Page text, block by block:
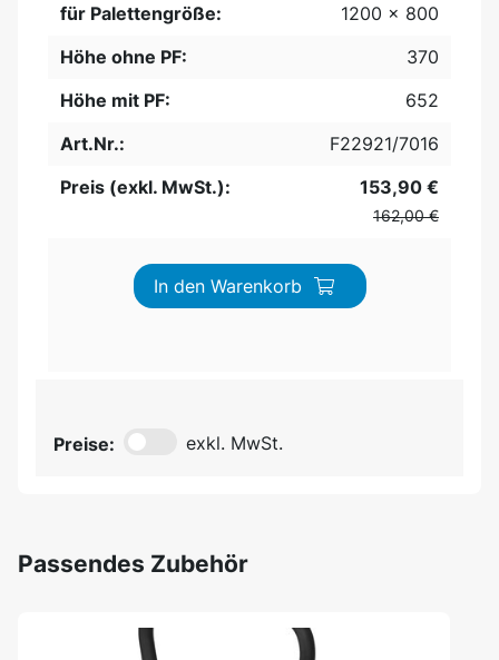
für Palettengröße:
1200 x 800
Höhe ohne PF:
370
Höhe mit PF:
652
Art.Nr.:
F22921/7016
Preis (exkl. MwSt.):
153,90 €
162,00 €
In den Warenkorb
Preise: exkl. MwSt.
Passendes Zubehör